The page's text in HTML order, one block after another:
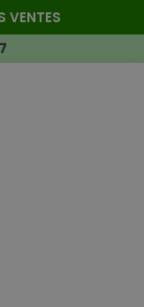
VENTES